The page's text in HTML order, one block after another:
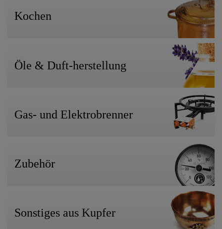
Kochen
Öle & Duft-herstellung
Gas- und Elektrobrenner
Zubehör
Sonstiges aus Kupfer